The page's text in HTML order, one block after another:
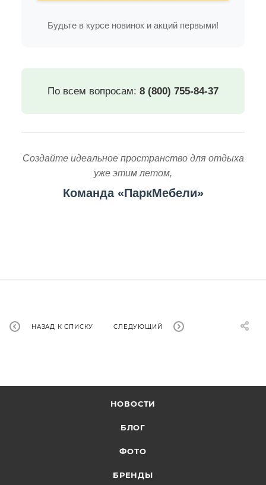
Будьте в курсе новинок и акций первыми!
По всем вопросам: 8 (800) 755-84-37
Создайте идеальное пространство для отдыха
уже этим летом,
Команда «ПаркМебели»
НАЗАД К СПИСКУ СЛЕДУЮЩИЙ
НОВОСТИ
БЛОГ
ФОТО
БРЕНДЫ